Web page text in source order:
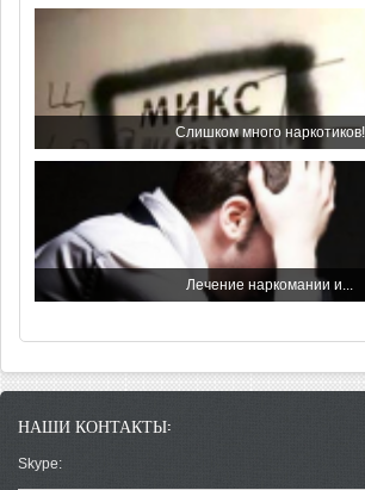
С праздником - с Днем...
Всероссийский день трезвости
Слишком много наркотиков!
Лечение наркомании и...
Зависимость от
НАШИ КОНТАКТЫ:
Skype: